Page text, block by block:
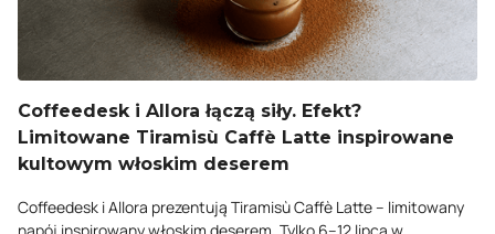
Coffeedesk i Allora łączą siły. Efekt?
Limitowane Tiramisù Caffè Latte inspirowane
kultowym włoskim deserem
Coffeedesk i Allora prezentują Tiramisù Caffè Latte – limitowany